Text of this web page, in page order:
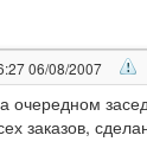
06/08/2007
очередном
заказов,